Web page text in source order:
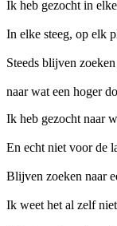
Ik heb gezocht in
In elke steeg, op elk
Steeds blijven
naar wat een hoger
Ik heb gezocht naar
En echt niet voor de
Blijven zoeken naar
Ik weet het al zelf